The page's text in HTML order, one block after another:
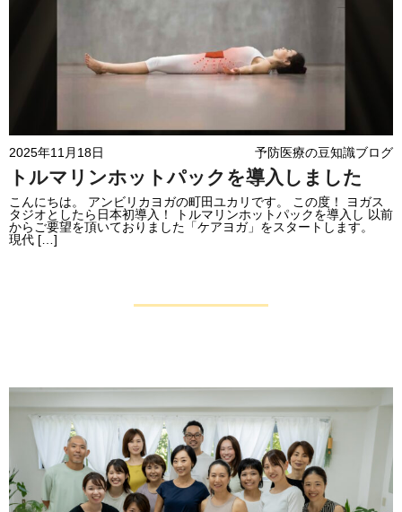
2025年11月18日 予防医療の豆知識ブログ
トルマリンホットパックを導入しました
こんにちは。 アンビリカヨガの町田ユカリです。 この度！ ヨガス
タジオとしたら日本初導入！ トルマリンホットパックを導入し 以前
からご要望を頂いておりました「ケアヨガ」をスタートします。
現代 […]